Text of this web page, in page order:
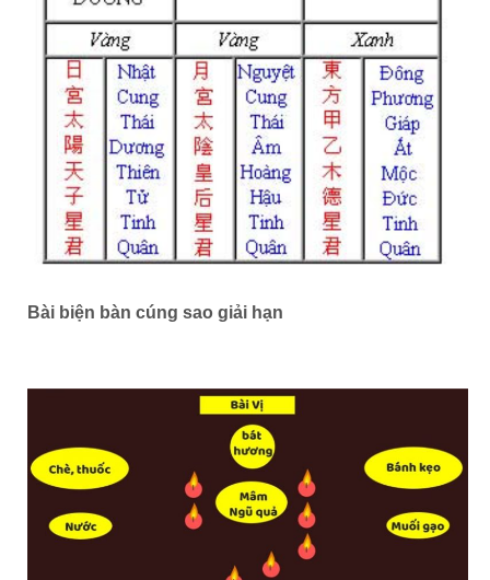
Bài biện bàn cúng sao giải hạn